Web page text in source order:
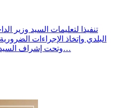
تنفيذا لتعليمات السيد وزير
البلدي وإتخاذ الإجراءات
وتحت إشراف السيدة هناء شوشاني والية نابل رفقة…